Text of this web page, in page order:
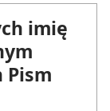
imię
Pism